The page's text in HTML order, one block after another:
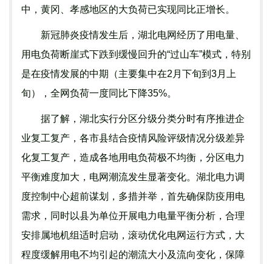
中，黄冈、孝感地区的大负荷已实现同比正增长。
新冠肺炎疫情发生后，湖北电网经历了用电量、
用电负荷断崖式下跌到缓慢回升的“过山车”模式，特别
是在疫情发展的中期（主要集中在2月下旬到3月上
旬），全网负荷一度同比下降35%。
据了解，湖北实行分区分级分类分时有序推进企
业复工复产，各市县结合疫情风险评级情况分级差异
化复工复产，造成各地用电负荷极不均衡，分区电力
平衡难度加大，电网潮流发生显著变化。湖北电力调
度控制中心超前谋划，多措并举，首先确保防疫用电
需求，同时以县为单位开展电力电量平衡分析，合理
安排属地机组适时启动，滚动优化电网运行方式，大
程度缓解用电不均引起的潮流大小及流向变化，保障